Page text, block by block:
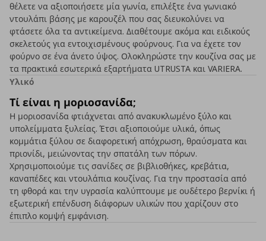
θέλετε να αξιοποιήσετε μία γωνία, επιλέξτε ένα γωνιακό
ντουλάπι βάσης με καρουζέλ που σας διευκολύνει να
φτάσετε όλα τα αντικείμενα. Διαθέτουμε ακόμα και ειδικούς
σκελετούς για εντοιχισμένους φούρνους. Για να έχετε τον
φούρνο σε ένα άνετο ύψος. Ολοκληρώστε την κουζίνα σας με
τα πρακτικά εσωτερικά εξαρτήματα UTRUSTA και VARIERA.
Υλικό
Τί είναι η μοριοσανίδα;
Η μοριοσανίδα φτιάχνεται από ανακυκλωμένο ξύλο και
υπολείμματα ξυλείας. Έτσι αξιοποιούμε υλικά, όπως
κομμάτια ξύλου σε διαφορετική απόχρωση, θραύσματα και
πριονίδι, μειώνοντας την σπατάλη των πόρων.
Χρησιμοποιούμε τις σανίδες σε βιβλιοθήκες, κρεβάτια,
καναπέδες και ντουλάπια κουζίνας. Για την προστασία από
τη φθορά και την υγρασία καλύπτουμε με ουδέτερο βερνίκι ή
εξωτερική επένδυση διάφορων υλικών που χαρίζουν στο
έπιπλο κομψή εμφάνιση.